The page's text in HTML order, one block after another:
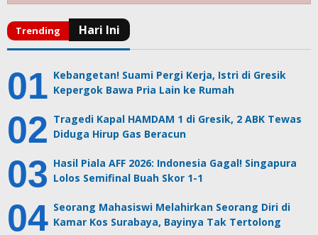
Kebangetan! Suami Pergi Kerja, Istri di Gresik
Kepergok Bawa Pria Lain ke Rumah
Tragedi Kapal HAMDAM 1 di Gresik, 2 ABK Tewas
Diduga Hirup Gas Beracun
Hasil Piala AFF 2026: Indonesia Gagal! Singapura
Lolos Semifinal Buah Skor 1-1
Seorang Mahasiswi Melahirkan Seorang Diri di
Kamar Kos Surabaya, Bayinya Tak Tertolong